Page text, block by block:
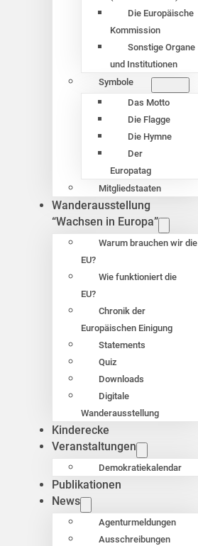
Die Europäische
Kommission
Sonstige Organe
und Institutionen
Symbole
Das Motto
Die Flagge
Die Hymne
Der
Europatag
Mitgliedstaaten
Wanderausstellung
“Wachsen in Europa”
Warum brauchen wir die
EU?
Wie funktioniert die
EU?
Chronik der
Europäischen Einigung
Statements
Quiz
Downloads
Digitale
Wanderausstellung
Kinderecke
Veranstaltungen
Demokratiekalendar
Publikationen
News
Agenturmeldungen
Ausschreibungen